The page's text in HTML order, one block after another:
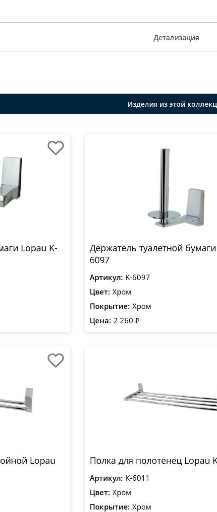
Детализация
Изделия из этой
Lopau K-
Держатель туалетной
6097
Артикул: K-6097
Цвет: Хром
Покрытие: Хром
Цена: 2 260 ₽
Lopau
Полка для полотенец Lopau
Артикул: K-6011
Цвет: Хром
Покрытие: Хром